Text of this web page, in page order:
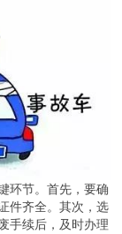
环节。首先，要确
件齐全。其次，选
手续后，及时办理